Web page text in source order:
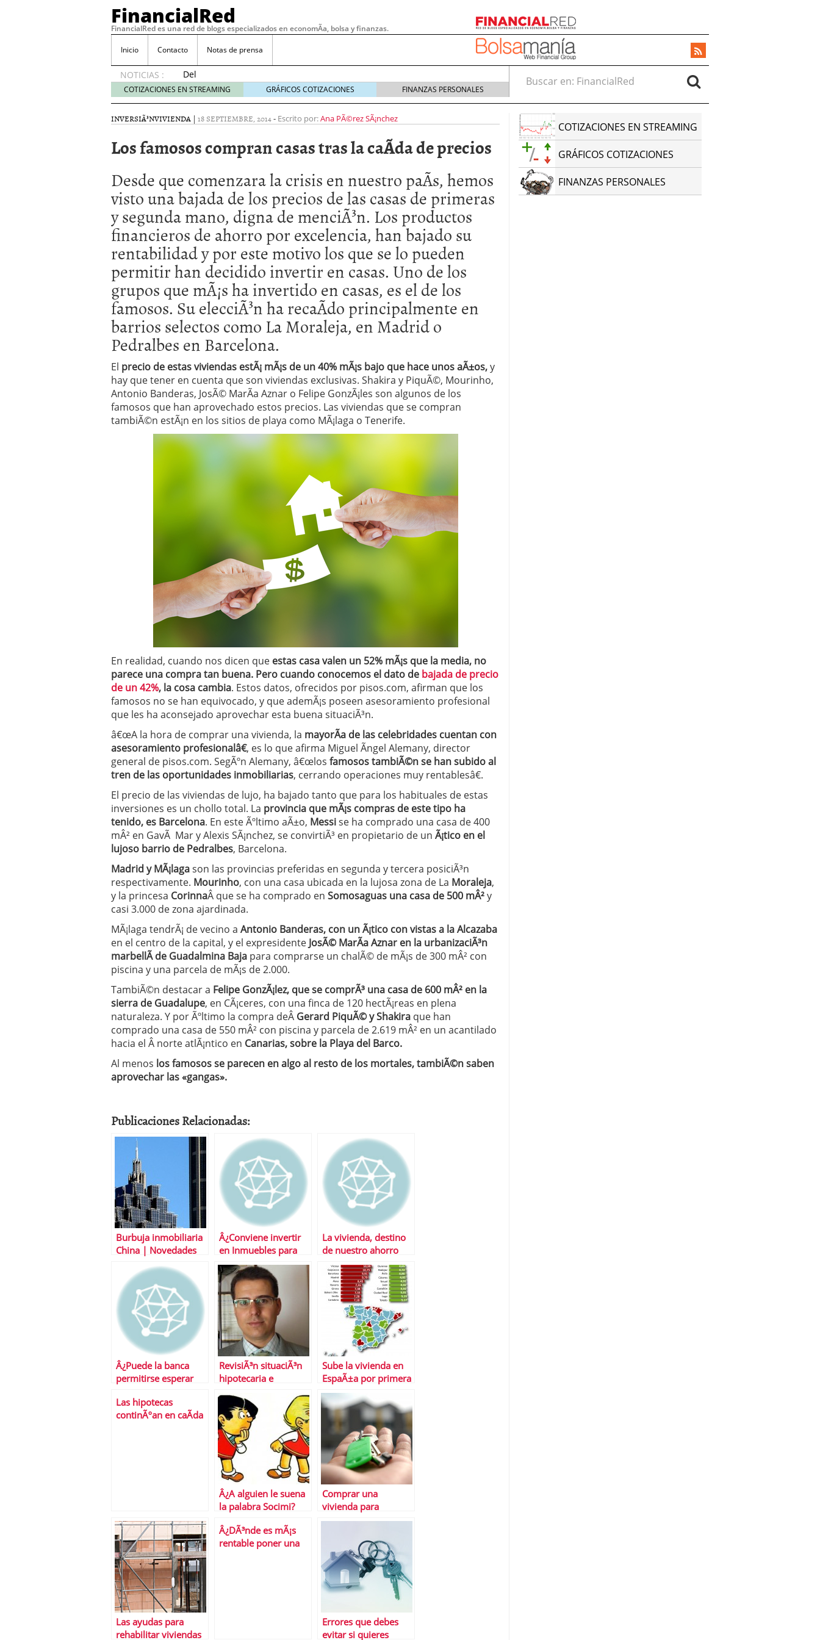
FinancialRed
FinancialRed es una red de blogs especializados en economÃ­a, bolsa y finanzas.
Inicio Contacto Notas de prensa
NOTICIAS :
Del
depósito
a la
cómo
cambiando
del
ahorro
en
España
05/08/2026
Seguros de convenio en pymes: la obligación que muchas empresas
descubren cuando ya es demasiado tarde 20/07/2026
ReseÃ±a de SIFX: Lo Que Deben Saber los Traders Mexicanos Antes de
Operar 29/06/2026
Crear empresa online vs proceso tradicional: ventajas reales para pymes
29/05/2026
CÃ³mo afrontar una baja mÃ©dica cuando trabajas por cuenta propia
26/05/2026
COTIZACIONES EN STREAMING GRÁFICOS COTIZACIONES FINANZAS PERSONALES
Buscar en:
INVERSIÃ³NVIVIENDA | 18 SEPTIEMBRE, 2014- Escrito por:Ana PÃ©rez SÃ¡nchez
Los famosos compran casas tras la caÃ­da de precios
Desde que comenzara la crisis en nuestro paÃ­s, hemos
visto una bajada de los precios de las casas de primeras
y segunda mano, digna de menciÃ³n. Los productos
financieros de ahorro por excelencia, han bajado su
rentabilidad y por este motivo los que se lo pueden
permitir han decidido invertir en casas. Uno de los
grupos que mÃ¡s ha invertido en casas, es el de los
famosos. Su elecciÃ³n ha recaÃ­do principalmente en
barrios selectos como La Moraleja, en Madrid o
Pedralbes en Barcelona.
El precio de estas viviendas estÃ¡ mÃ¡s de un 40% mÃ¡s bajo que hace unos aÃ±os,y
hay que tener en cuenta que son viviendas exclusivas. Shakira y PiquÃ©, Mourinho,
Antonio Banderas, JosÃ© MarÃ­a Aznar o Felipe GonzÃ¡les son algunos de los
famosos que han aprovechado estos precios. Las viviendas que se compran
tambiÃ©n estÃ¡n en los sitios de playa como MÃ¡laga o Tenerife.
En realidad, cuando nos dicen que estas casa valen un 52% mÃ¡s que la media, no
parece una compra tan buena. Pero cuando conocemos el dato de bajada de precio
de un 42%, la cosa cambia. Estos datos, ofrecidos por pisos.com, afirman que los
famosos no se han equivocado, y que ademÃ¡s poseen asesoramiento profesional
que les ha aconsejado aprovechar esta buena situaciÃ³n.
â€œA la hora de comprar una vivienda, la mayorÃ­a de las celebridades cuentan con
asesoramiento profesionalâ€, es lo que afirma Miguel Ãngel Alemany, director
general de pisos.com. SegÃºn Alemany, â€œlos famosos tambiÃ©n se han subido al
tren de las oportunidades inmobiliarias, cerrando operaciones muy rentablesâ€.
El precio de las viviendas de lujo, ha bajado tanto que para los habituales de estas
inversiones es un chollo total. La provincia que mÃ¡s compras de este tipo ha
tenido, es Barcelona. En este Ãºltimo aÃ±o, Messise ha comprado una casa de 400
mÂ² en GavÃ Mar y Alexis SÃ¡nchez, se convirtiÃ³ en propietario de un Ã¡tico en el
lujoso barrio de Pedralbes, Barcelona.
Madrid y MÃ¡lagason las provincias preferidas en segunda y tercera posiciÃ³n
respectivamente. Mourinho, con una casa ubicada en la lujosa zona de La Moraleja,
y la princesa CorinnaÂ que se ha comprado en Somosaguas una casa de 500 mÂ²y
casi 3.000 de zona ajardinada.
MÃ¡laga tendrÃ¡ de vecino a Antonio Banderas, con un Ã¡tico con vistas a la Alcazaba
en el centro de la capital, y el expresidente JosÃ© MarÃ­a Aznar en la urbanizaciÃ³n
marbellÃ­ de Guadalmina Baja para comprarse un chalÃ© de mÃ¡s de 300 mÂ² con
piscina y una parcela de mÃ¡s de 2.000.
TambiÃ©n destacar a Felipe GonzÃ¡lez, que se comprÃ³ una casa de 600 mÂ² en la
sierra de Guadalupe, en CÃ¡ceres, con una finca de 120 hectÃ¡reas en plena
naturaleza. Y por Ãºltimo la compra deÂ Gerard PiquÃ© y Shakira que han
comprado una casa de 550 mÂ² con piscina y parcela de 2.619 mÂ² en un acantilado
hacia el Â norte atlÃ¡ntico en Canarias, sobre la Playa del Barco.
Al menos los famosos se parecen en algo al resto de los mortales, tambiÃ©n saben
aprovechar las «gangas».
Publicaciones Relacionadas:
Burbuja inmobiliaria
China | Novedades
compra vivienda
Â¿Conviene invertir
en Inmuebles para
alquiler?
La vivienda, destino
de nuestro ahorro
Â¿Puede la banca
permitirse esperar
baratas sus casas?
RevisiÃ³n situaciÃ³n
hipotecaria e
y perspectivas para
2012
Sube la vivienda en
EspaÃ±a por primera
vez en lo que va de
aÃ±o
Las hipotecas
continÃºan en caÃ­da
Â¿A alguien le suena
la palabra Socimi?
Comprar una
vivienda para
alquilarla
Las ayudas para
rehabilitar viviendas
Â¿DÃ³nde es mÃ¡s
rentable poner una
Errores que debes
evitar si quieres
COTIZACIONES EN STREAMING
GRÁFICOS COTIZACIONES
FINANZAS PERSONALES